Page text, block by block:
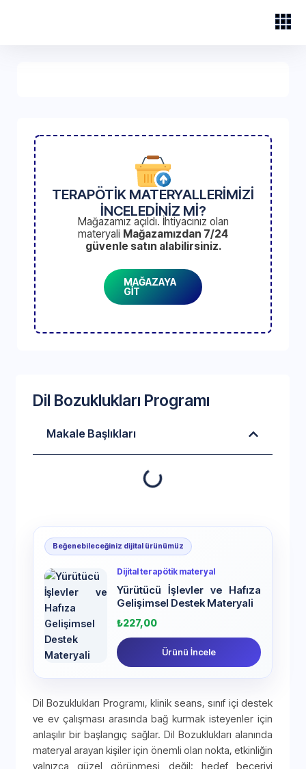
TERAPÖTİK MATERYALLERİMİZİ
İNCELEDİNİZ Mİ?
Mağazamız açıldı. İhtiyacınız olan
materyali Mağazamızdan 7/24
güvenle satın alabilirsiniz.
MAĞAZAYA
GİT
Dil Bozuklukları Programı
Makale Başlıkları
Beğenebileceğiniz dijital ürünümüz
Dijital terapötik materyal
Yürütücü İşlevler ve Hafıza
Gelişimsel Destek Materyali
₺227,00
Ürünü İncele
Dil Bozuklukları Programı, klinik seans, sınıf içi destek
ve ev çalışması arasında bağ kurmak isteyenler için
anlaşılır bir başlangıç sağlar. Dil Bozuklukları alanında
materyal arayan kişiler için önemli olan nokta, etkinliğin
yalnızca güzel görünmesi değil; hedef beceriyi